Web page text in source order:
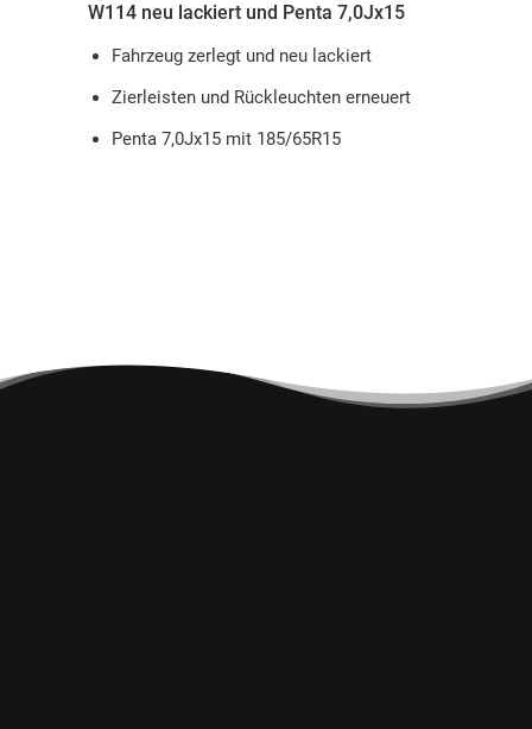
W114 neu lackiert und Penta 7,0Jx15
Fahrzeug zerlegt und neu lackiert
Zierleisten und Rückleuchten erneuert
Penta 7,0Jx15 mit 185/65R15